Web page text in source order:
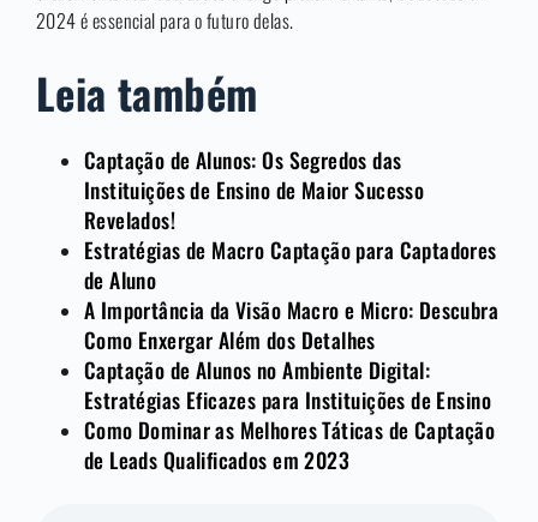
2024 é essencial para o futuro delas.
Leia também
Captação de Alunos: Os Segredos das
Instituições de Ensino de Maior Sucesso
Revelados!
Estratégias de Macro Captação para Captadores
de Aluno
A Importância da Visão Macro e Micro: Descubra
Como Enxergar Além dos Detalhes
Captação de Alunos no Ambiente Digital:
Estratégias Eficazes para Instituições de Ensino
Como Dominar as Melhores Táticas de Captação
de Leads Qualificados em 2023